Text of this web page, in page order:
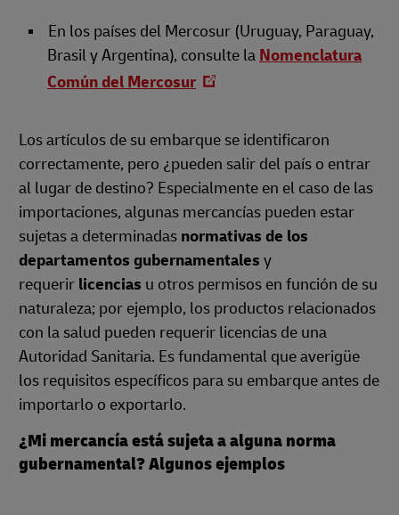
En los países del Mercosur (Uruguay, Paraguay,
Brasil y Argentina), consulte la Nomenclatura
Común del Mercosur
Los artículos de su embarque se identificaron
correctamente, pero ¿pueden salir del país o entrar
al lugar de destino? Especialmente en el caso de las
importaciones, algunas mercancías pueden estar
sujetas a determinadas normativas de los
departamentos gubernamentales y
requerir licencias u otros permisos en función de su
naturaleza; por ejemplo, los productos relacionados
con la salud pueden requerir licencias de una
Autoridad Sanitaria. Es fundamental que averigüe
los requisitos específicos para su embarque antes de
importarlo o exportarlo.
¿Mi mercancía está sujeta a alguna norma
gubernamental? Algunos ejemplos